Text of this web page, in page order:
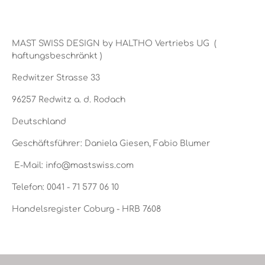
MAST SWISS DESIGN by HALTHO Vertriebs UG (
haftungsbeschränkt )
Redwitzer Strasse 33
96257 Redwitz a. d. Rodach
Deutschland
Geschäftsführer: Daniela Giesen, Fabio Blumer
E-Mail: info@mastswiss.com
Telefon: 0041 - 71 577 06 10
Handelsregister Coburg - HRB 7608